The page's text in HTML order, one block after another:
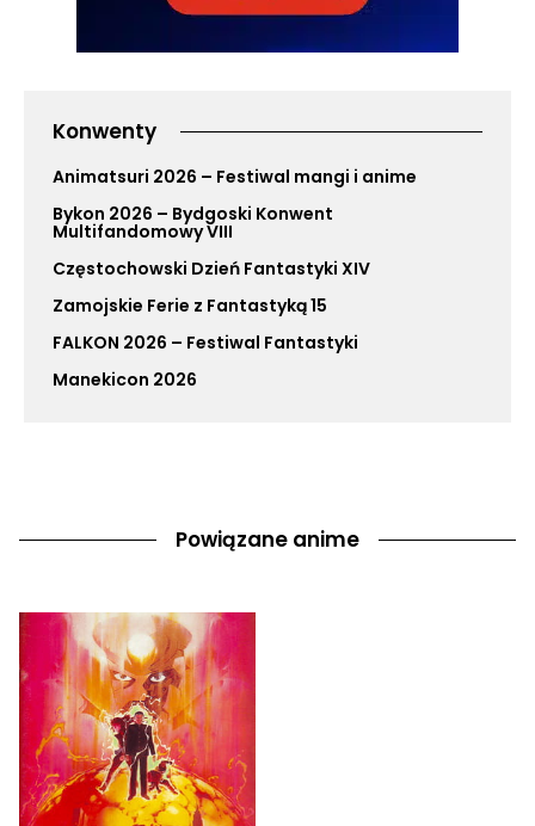
Konwenty
Animatsuri 2026 – Festiwal mangi i anime
Bykon 2026 – Bydgoski Konwent
Multifandomowy VIII
Częstochowski Dzień Fantastyki XIV
Zamojskie Ferie z Fantastyką 15
FALKON 2026 – Festiwal Fantastyki
Manekicon 2026
Powiązane anime